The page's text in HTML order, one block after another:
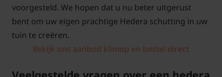
voorgesteld. We hopen dat u nu beter uitgerust
bent om uw eigen prachtige Hedera schutting in uw
tuin te creëren.
Bekijk ons aanbod klimop en bestel direct